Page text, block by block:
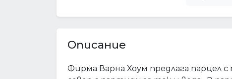
Описание
Фирма Варна Хоум предлага парцел